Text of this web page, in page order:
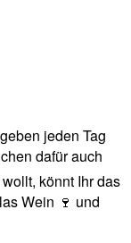
jeden Tag
dafür auch
könnt Ihr das
Wein 🍷 und